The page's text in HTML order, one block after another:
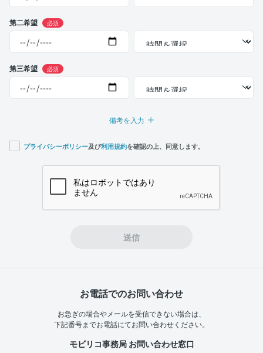
第二希望 必須
第三希望 必須
備考を入力
プライバシーポリシー及び利用規約を確認の上、同意します。
送信
お電話でのお問い合わせ
お急ぎの場合やメールを受信できない場合は、
下記番号までお電話にてお問い合わせください。
モビリコ事務局 お問い合わせ窓口